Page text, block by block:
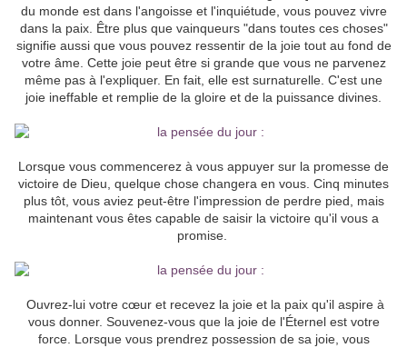
du monde est dans l'angoisse et l'inquiétude, vous pouvez vivre
dans la paix. Être plus que vainqueurs "dans toutes ces choses"
signifie aussi que vous pouvez ressentir de la joie tout au fond de
votre âme. Cette joie peut être si grande que vous ne parvenez
même pas à l'expliquer. En fait, elle est surnaturelle. C'est une
joie ineffable et remplie de la gloire et de la puissance divines.
Lorsque vous commencerez à vous appuyer sur la promesse de
victoire de Dieu, quelque chose changera en vous. Cinq minutes
plus tôt, vous aviez peut-être l'impression de perdre pied, mais
maintenant vous êtes capable de saisir la victoire qu'il vous a
promise.
Ouvrez-lui votre cœur et recevez la joie et la paix qu'il aspire à
vous donner. Souvenez-vous que la joie de l'Éternel est votre
force. Lorsque vous prendrez possession de sa joie, vous